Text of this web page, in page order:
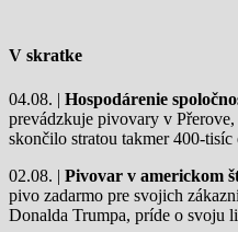
V skratke
04.08. | Hospodárenie
prevádzkuje pivovary v
skončilo stratou takmer 400-tisíc
02.08. | Pivovar v americkom
pivo zadarmo pre svojich
Donalda Trumpa, príde o svoju